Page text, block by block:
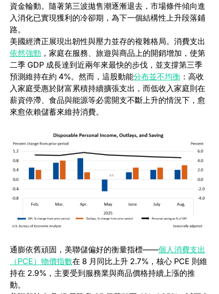
資金輪動。隨著第三波拋售潮逐漸退去，市場條件傾向進
入消化已實現獲利的冷卻期，為下一個結構性上升段落鋪
路。
美國經濟正展現出韌性與壓力並存的複雜格局。消費支出
依然強勁 (opens in a new tab)
，家庭在服務、旅遊與商品上的開銷增加，使第
二季 GDP 成長達到近兩年來最快的步伐，並支撐第三季
預測維持在約 4%。然而，這股動能分布並不均衡(opens in
：高收
入家庭受惠於財富累積持續擴張支出，而低收入家庭則在
薪資停滯、食品與能源等必需開支不斷上升的情況下，愈
來愈依賴儲蓄來維持消費。
通膨依舊頑固，美聯儲偏好的衡量指標——個人消費支出
（PCE）物價指數(opens in a new tab)
在 8 月同比上升 2.7%，核心 PCE 則維
持在 2.9%，主要受到服務業與商品價格持續上漲的推
動。